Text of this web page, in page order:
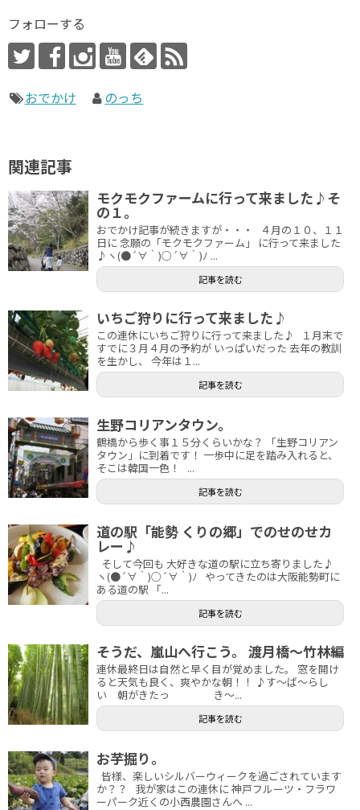
フォローする
おでかけ のっち
関連記事
モクモクファームに行って来ました♪そ
の１。
おでかけ記事が続きますが・・・ ４月の１０、１１
日に 念願の「モクモクファーム」 に行って来ました
♪ヽ(●´∀｀)○´∀｀)ﾉ ...
記事を読む
いちご狩りに行って来ました♪
この連休にいちご狩りに行って来ました♪ １月末で
すでに３月４月の予約が いっぱいだった 去年の教訓
を生かし、 今年は１...
記事を読む
生野コリアンタウン。
鶴橋から歩く事１５分くらいかな？ 「生野コリアン
タウン」に到着です！ 一歩中に足を踏み入れると、
そこは韓国一色！ ...
記事を読む
道の駅「能勢 くりの郷」でのせのせカ
レー♪
そして今回も 大好きな道の駅に立ち寄りました♪
ヽ(●´∀｀)○´∀｀)ﾉ やってきたのは大阪能勢町に
ある道の駅 「...
記事を読む
そうだ、嵐山へ行こう。 渡月橋～竹林編
連休最終日は自然と早く目が覚めました。 窓を開け
ると天気も良く、爽やかな朝！！ ♪す～ば～らし
い 朝がきたっ き～...
記事を読む
お芋掘り。
皆様、楽しいシルバーウィークを過ごされています
か？？ 我が家はこの連休に 神戸フルーツ・フラワ
ーパーク近くの小西農園さんへ ...